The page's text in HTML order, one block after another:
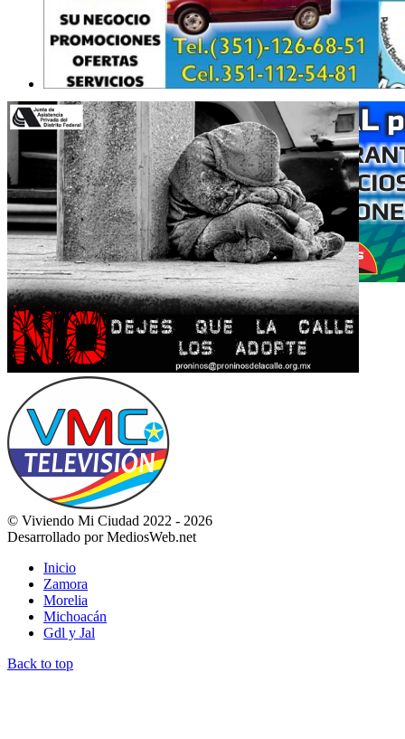
© Viviendo Mi Ciudad 2022 - 2026
Desarrollado por MediosWeb.net
Inicio
Zamora
Morelia
Michoacán
Gdl y Jal
Back to top